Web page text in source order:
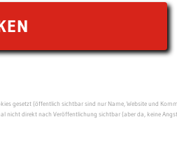
gesetzt (öffentlich sichtbar sind nur Name, Website und
nicht direkt nach Veröffentlichung sichtbar (aber da, keine